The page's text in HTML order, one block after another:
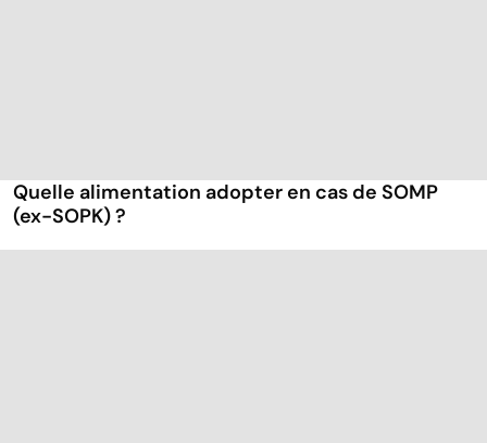
Quelle alimentation adopter en cas de SOMP
(ex-SOPK) ?